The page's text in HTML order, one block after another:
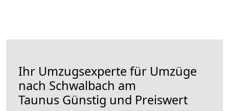
Ihr Umzugsexperte für Umzüge
nach Schwalbach am
Taunus Günstig und Preiswert